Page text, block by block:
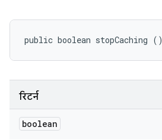
public boolean stopCaching ()
रिटर्न
boolean